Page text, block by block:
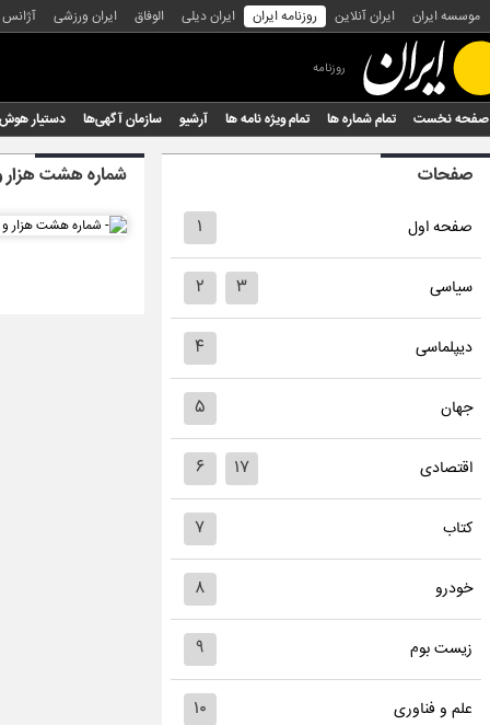
موسسه ایران ایران آنلاین روزنامه ایران ایران دیلی الوفاق ایران ورزشی
روزنامه
صفحه نخست تمام شماره ها تمام ویژه نامه ها آرشیو سازمان آگهی‌ها دستیار
صفحات
صفحه اول ۱
سیاسی ۲ ۳
دیپلماسی ۴
جهان ۵
اقتصادی ۶ ۱۷
کتاب ۷
خودرو ۸
زیست بوم ۹
علم و فناوری ۱۰
شماره هشت هزار